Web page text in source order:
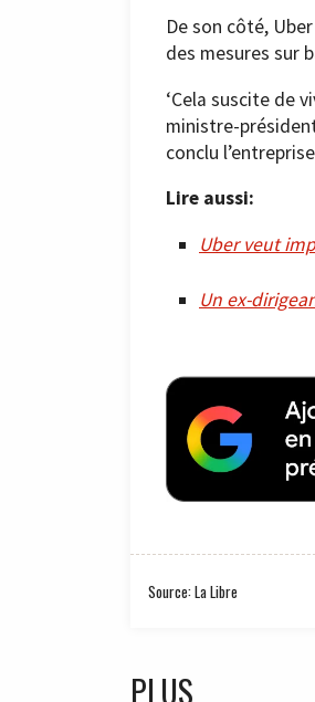
De son côté,
des mesures sur
‘Cela suscite de
ministre-
conclu
Lire aussi:
Uber veut
Un ex-
Source: La Libre
PLUS